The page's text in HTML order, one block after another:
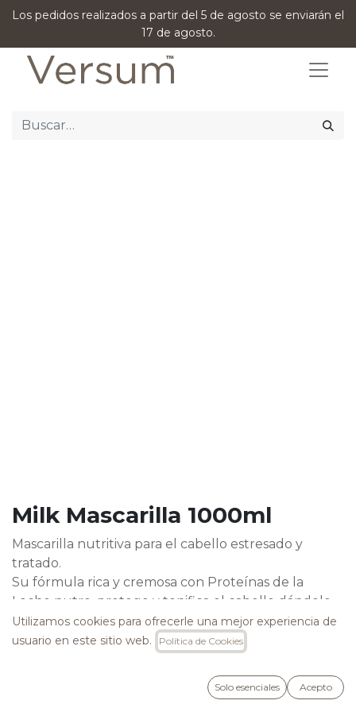
Los pedidos realizados a partir del 5 de agosto se enviarán el
17 de agosto.
Milk Mascarilla 1000ml
Mascarilla nutritiva para el cabello estresado y
tratado.
Su fórmula rica y cremosa con Proteínas de la
Leche nutre, protege y tonifica el cabello dándole
suavidad y facilidad de peinado.
Desenreda efectivamente dejando el cabello suave
Utilizamos cookies para ofrecerle una mejor experiencia de
usuario en este sitio web.
Política de Cookies
Solo esenciales Acepto